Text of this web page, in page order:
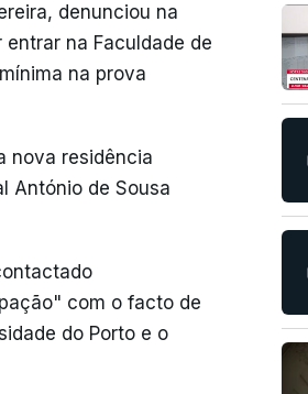
denunciou na
na Faculdade de
na prova
nova residência
António de Sousa
com o facto de
do Porto e o